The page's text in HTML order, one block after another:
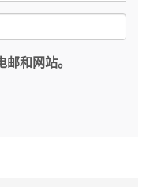
和网站。